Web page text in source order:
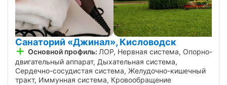
Санаторий «Джинал», Кисловодск
Основной профиль: ЛОР, Нервная система, Опорно-
двигательный аппарат, Дыхательная система,
Сердечно-сосудистая система, Желудочно-кишечный
тракт, Иммунная система, Кровообращение